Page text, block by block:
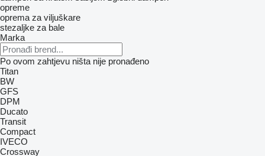
opreme
oprema za viljuškare
stezaljke za bale
Marka
Po ovom zahtjevu ništa nije pronađeno
Titan
BW
GFS
DPM
Ducato
Transit
Compact
IVECO
Crossway